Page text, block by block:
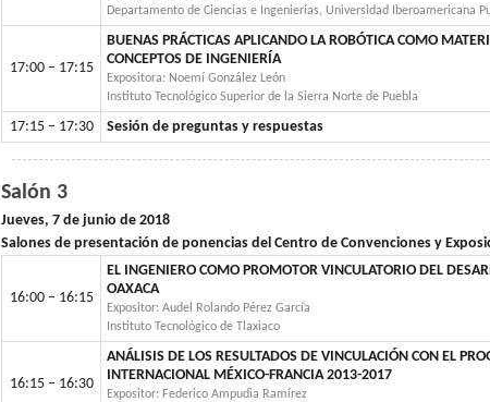
Departamento de Ciencias e Ingenierías, Universidad Iberoamericana
17:00 – 17:15
BUENAS PRÁCTICAS APLICANDO LA ROBÓTICA COMO
CONCEPTOS DE INGENIERÍA
Expositora: Noemí González León
Instituto Tecnológico Superior de la Sierra Norte de Puebla
17:15 – 17:30 Sesión de preguntas y respuestas
Salón 3
Jueves, 7 de junio de 2018
Salones de presentación de ponencias del Centro de Convenciones y
16:00 – 16:15
EL INGENIERO COMO PROMOTOR VINCULATORIO DEL
OAXACA
Expositor: Audel Rolando Pérez García
Instituto Tecnológico de Tlaxiaco
16:15 – 16:30
ANÁLISIS DE LOS RESULTADOS DE VINCULACIÓN CON EL
INTERNACIONAL MÉXICO-FRANCIA 2013-2017
Expositor: Federico Ampudia Ramírez